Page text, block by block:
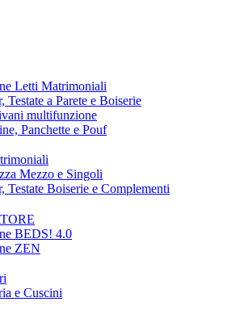
Letti Matrimoniali
Testate a Parete e Boiserie
multifunzione
Panchette e Pouf
Mezzo e Singoli
Testate Boiserie e Complementi
BEDS! 4.0
ZEN
e Cuscini